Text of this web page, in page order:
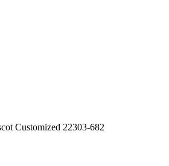
Customized 22303-682